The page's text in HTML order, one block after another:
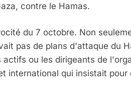
contre le Hamas.
du 7 octobre. Non
pas de plans d'attaque du
ou les dirigeants de
international qui insistait pour